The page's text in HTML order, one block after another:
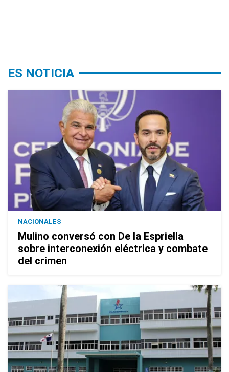
ES NOTICIA
NACIONALES
Mulino conversó con De la Espriella
sobre interconexión eléctrica y combate
del crimen